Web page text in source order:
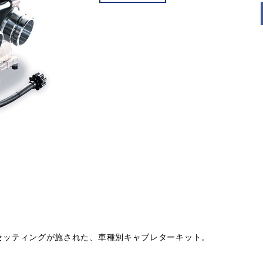
ティングが施された、車種別キャブレターキット。